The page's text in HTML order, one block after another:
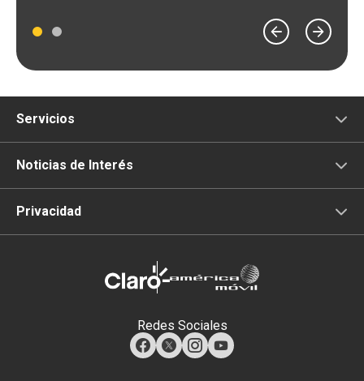
Servicios
Comunicación
Televisión
Data Xperience Center
Noticias de Interés
Privacidad
Redes Sociales